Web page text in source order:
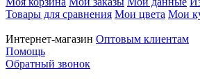
Товары для сравнения Мои цвета Мои
Интернет-магазин Оптовым клиентам
Помощь
Обратный звонок